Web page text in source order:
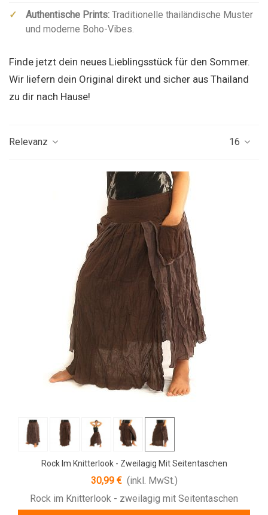
✓ Authentische Prints: Traditionelle thailändische Muster
und moderne Boho-Vibes.
Finde jetzt dein neues Lieblingsstück für den Sommer.
Wir liefern dein Original direkt und sicher aus Thailand
zu dir nach Hause!
Relevanz 16
Rock Im Knitterlook - Zweilagig Mit Seitentaschen
30,99 € (inkl. MwSt.)
Rock im Knitterlook - zweilagig mit Seitentaschen